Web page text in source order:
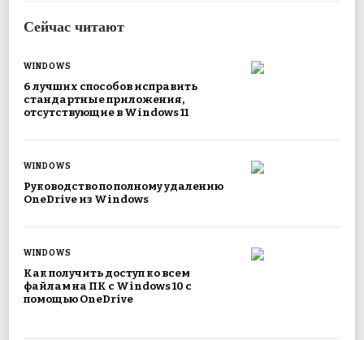
Сейчас читают
WINDOWS
6 лучших способов исправить
стандартные приложения,
отсутствующие в Windows 11
WINDOWS
Руководство по полному удалению
OneDrive из Windows
WINDOWS
Как получить доступ ко всем
файлам на ПК с Windows 10 с
помощью OneDrive